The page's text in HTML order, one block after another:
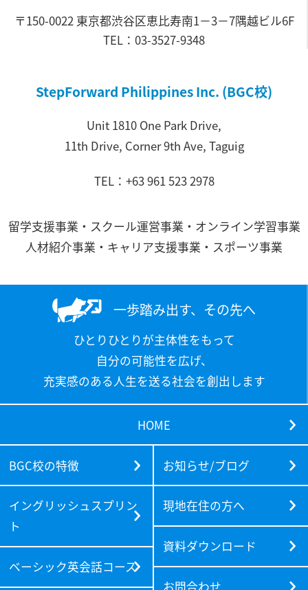
〒150-0022 東京都渋谷区恵比寿南1－3－7隅越ビル6F
TEL：03-3527-9348
StepForward Philippines Inc. (BGC校)
Unit 1810 One Park Drive,
11th Drive, Corner 9th Ave, Taguig
TEL：+63 961 523 2978
留学支援事業・スクール運営事業・オンライン学習事業
人材紹介事業・キャリア支援事業・スポーツ事業
一歩踏み出す、その先へ
ひとりひとりが主体性をもって
自分の可能性を広げ、
充実感のある人生を送る社会を創出します
HOME
BGC校の特徴
イングリッシュスプリン
ト
ベーシック英会話コース
お知らせ/ブログ
現地在住の方へ
資料ダウンロード